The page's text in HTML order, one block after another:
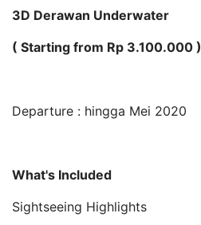
3D Derawan Underwater
( Starting from Rp 3.100.000 )
Departure : hingga Mei 2020
What's Included
Sightseeing Highlights